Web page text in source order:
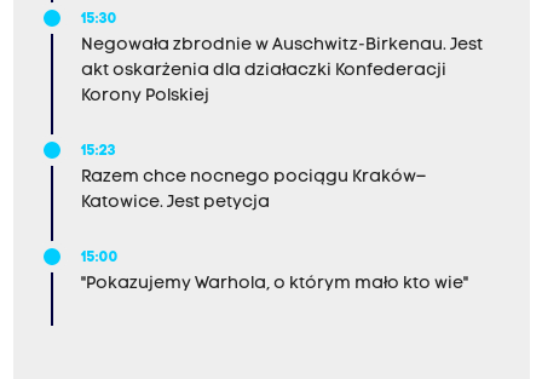
15:30
Negowała zbrodnie w Auschwitz-Birkenau. Jest
akt oskarżenia dla działaczki Konfederacji
Korony Polskiej
15:23
Razem chce nocnego pociągu Kraków–
Katowice. Jest petycja
15:00
"Pokazujemy Warhola, o którym mało kto wie"